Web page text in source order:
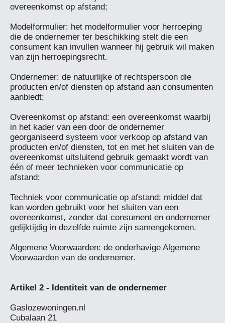
overeenkomst op afstand;
Modelformulier: het modelformulier voor herroeping
die de ondernemer ter beschikking stelt die een
consument kan invullen wanneer hij gebruik wil maken
van zijn herroepingsrecht.
Ondernemer: de natuurlijke of rechtspersoon die
producten en/of diensten op afstand aan consumenten
aanbiedt;
Overeenkomst op afstand: een overeenkomst waarbij
in het kader van een door de ondernemer
georganiseerd systeem voor verkoop op afstand van
producten en/of diensten, tot en met het sluiten van de
overeenkomst uitsluitend gebruik gemaakt wordt van
één of meer technieken voor communicatie op
afstand;
Techniek voor communicatie op afstand: middel dat
kan worden gebruikt voor het sluiten van een
overeenkomst, zonder dat consument en ondernemer
gelijktijdig in dezelfde ruimte zijn samengekomen.
Algemene Voorwaarden: de onderhavige Algemene
Voorwaarden van de ondernemer.
Gaslozewoningen.nl
Cubalaan 21